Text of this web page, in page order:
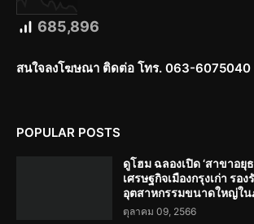
685,896
สนใจลงโฆษณา ติดต่อ โทร. 063-6075040
POPULAR POSTS
ดูโฮม ฉลองเปิด ‘สาขาอยุ
เศรษฐกิจเมืองกรุงเก่า รอ
อุตสาหกรรมขนาดใหญ่ใน
ตุลาคม 09, 2566